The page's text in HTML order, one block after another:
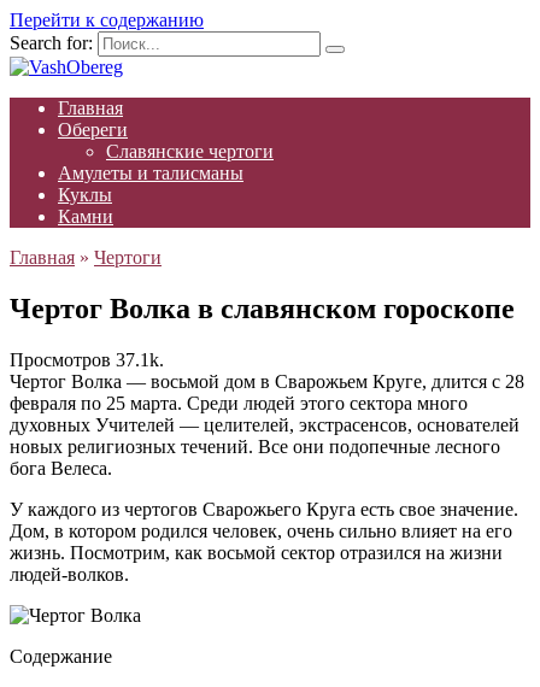
Перейти к содержанию
Search for:
Главная
Обереги
Славянские чертоги
Амулеты и талисманы
Куклы
Камни
Главная » Чертоги
Чертог Волка в славянском гороскопе
Просмотров 37.1k.
Чертог Волка — восьмой дом в Сварожьем Круге, длится с 28
февраля по 25 марта. Среди людей этого сектора много
духовных Учителей — целителей, экстрасенсов, основателей
новых религиозных течений. Все они подопечные лесного
бога Велеса.
У каждого из чертогов Сварожьего Круга есть свое значение.
Дом, в котором родился человек, очень сильно влияет на его
жизнь. Посмотрим, как восьмой сектор отразился на жизни
людей-волков.
Содержание